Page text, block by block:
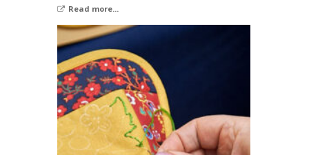
Read more...